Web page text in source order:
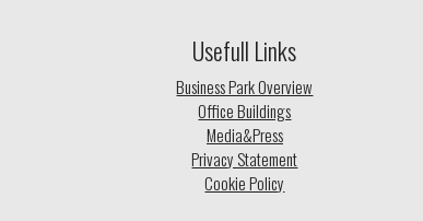
Usefull Links
Business Park Overview
Office Buildings
Media&Press
Privacy Statement
Cookie Policy